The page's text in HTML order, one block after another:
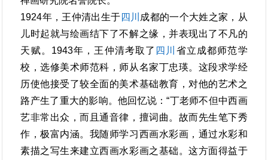
1924年，王仲清出生于 四川
成都的一个大姓之家，从
儿时起就与绘画结下了不解之缘，并表现出了不凡的
天赋。1943年，王仲清考取了 四川 省立成都师范学
校，选修美术师范科，师从名家丁忠瑛。这段求学经
历使他接受了较全面的美术基础教育，对他的艺术之
路产生了重大的影响。他回忆说：“丁老师不但中西画
艺非常出众，而且通音律，擅词曲。故而先生笔下秀
作，极富内涵。我随师学习西画水彩画，通过水彩和
素描之写生来建立西画水彩画之基础。这方面得益于